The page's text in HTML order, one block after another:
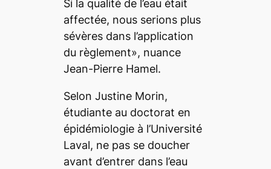
Si la qualité de l’eau était
affectée, nous serions plus
sévères dans l’application
du règlement», nuance
Jean-Pierre Hamel.
Selon Justine Morin,
étudiante au doctorat en
épidémiologie à l’Université
Laval, ne pas se doucher
avant d’entrer dans l’eau